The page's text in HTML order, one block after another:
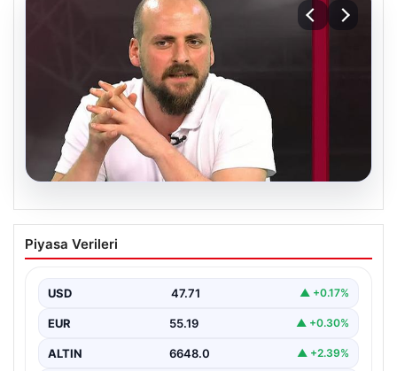
Transfer krizi soruşturmaya dönüştü!
Burhan Can Terzi için harekete geçildi
Piyasa Verileri
USD 47.71 ▲ +0.17%
EUR 55.19 ▲ +0.30%
ALTIN 6648.0 ▲ +2.39%